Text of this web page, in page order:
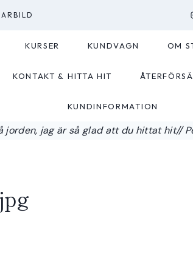
KURSER KUNDVAGN OM
KONTAKT & HITTA HIT
KUNDINFORMATION
jorden, jag är så glad att du hittat hit//